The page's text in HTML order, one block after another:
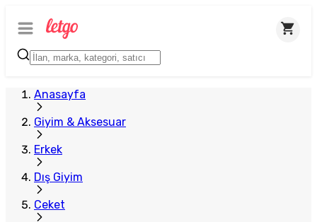
Anasayfa
Giyim & Aksesuar
Erkek
Dış Giyim
Ceket
Plus Satıcı